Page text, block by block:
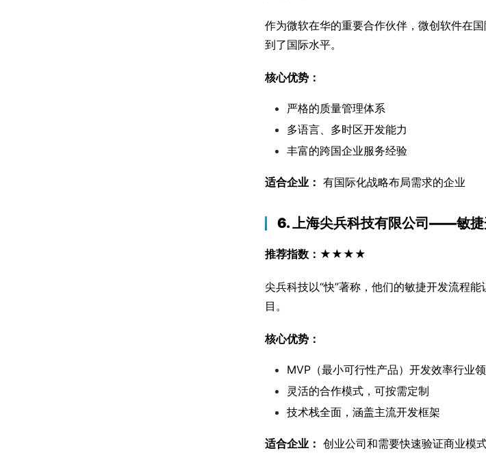
作为微软在华的重要合作伙伴，微创软件在
到了国际水平。
核心优势：
严格的质量管理体系
多语言、多时区开发能力
丰富的跨国企业服务经验
适合企业： 有国际化战略布局需求的企业
6. 上海尖兵科技有限公司——敏捷
推荐指数：★★★★
尖兵科技以“快”著称，他们的敏捷开发流程
目。
核心优势：
MVP（最小可行性产品）开发效率行业
灵活的合作模式，可按需定制
技术栈全面，涵盖主流开发框架
适合企业： 创业公司和需要快速验证商业模